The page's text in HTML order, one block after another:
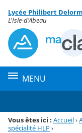
Menu de la
Contenu
Lycée Philibert
L'Isle-d'Abeau
MENU
Vous êtes ici : Accueil›
spécialité HLP ›